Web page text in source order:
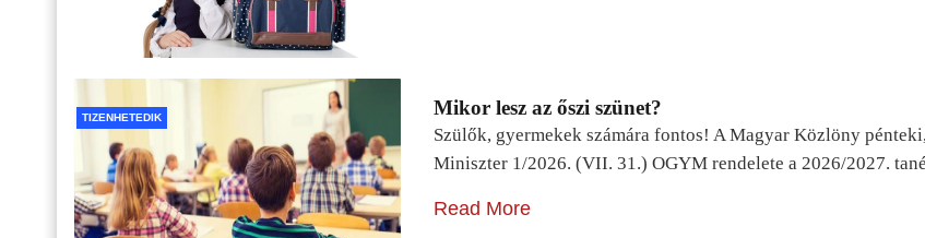
TIZENHETEDIK Mikor lesz az őszi szünet?
Szülők, gyermekek számára fontos! A Magyar Közlöny
Miniszter 1/2026. (VII. 31.) OGYM rendelete a 2026/2027.
Read More